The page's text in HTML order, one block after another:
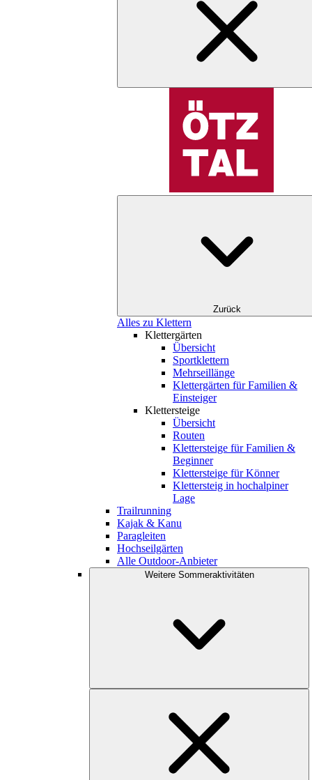
Zurück
Alles zu Klettern
Klettergärten
Übersicht
Sportklettern
Mehrseillänge
Klettergärten für Familien &
Einsteiger
Klettersteige
Übersicht
Routen
Klettersteige für Familien &
Beginner
Klettersteige für Könner
Klettersteig in hochalpiner
Lage
Trailrunning
Kajak & Kanu
Paragleiten
Hochseilgärten
Alle Outdoor-Anbieter
Weitere Sommeraktivitäten